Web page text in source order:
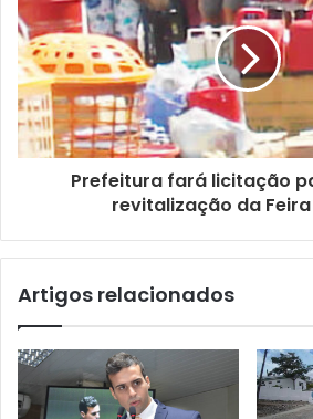
m
a
i
l
Prefeitura fará licitação
revitalização da
Artigos relacionados